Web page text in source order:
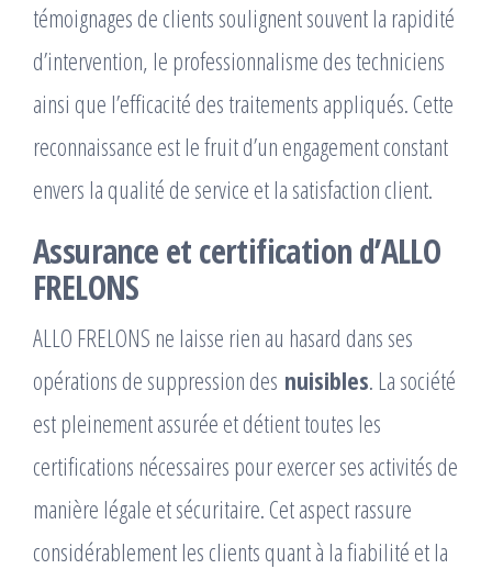
témoignages de clients soulignent souvent la rapidité
d’intervention, le professionnalisme des techniciens
ainsi que l’efficacité des traitements appliqués. Cette
reconnaissance est le fruit d’un engagement constant
envers la qualité de service et la satisfaction client.
Assurance et certification d’ALLO
FRELONS
ALLO FRELONS ne laisse rien au hasard dans ses
opérations de suppression des nuisibles. La société
est pleinement assurée et détient toutes les
certifications nécessaires pour exercer ses activités de
manière légale et sécuritaire. Cet aspect rassure
considérablement les clients quant à la fiabilité et la